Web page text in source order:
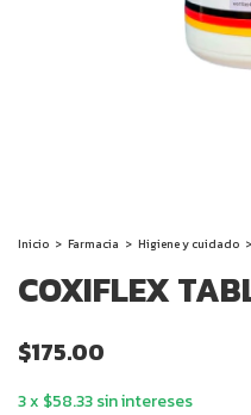
Inicio > Farmacia > Higiene y cuidado >
COXIFLEX
$175.00
3x $58.33sin intereses